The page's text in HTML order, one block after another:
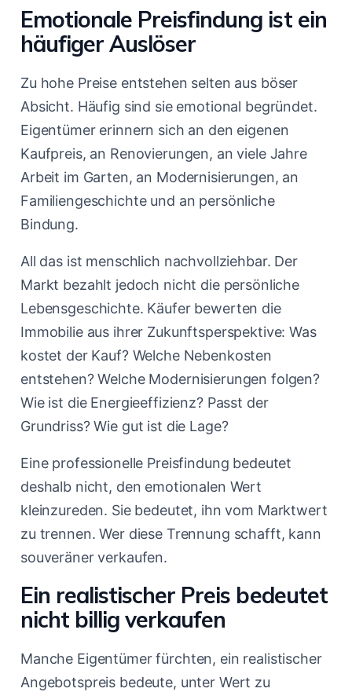
Emotionale Preisfindung ist ein
häufiger Auslöser
Zu hohe Preise entstehen selten aus böser
Absicht. Häufig sind sie emotional begründet.
Eigentümer erinnern sich an den eigenen
Kaufpreis, an Renovierungen, an viele Jahre
Arbeit im Garten, an Modernisierungen, an
Familiengeschichte und an persönliche
Bindung.
All das ist menschlich nachvollziehbar. Der
Markt bezahlt jedoch nicht die persönliche
Lebensgeschichte. Käufer bewerten die
Immobilie aus ihrer Zukunftsperspektive: Was
kostet der Kauf? Welche Nebenkosten
entstehen? Welche Modernisierungen folgen?
Wie ist die Energieeffizienz? Passt der
Grundriss? Wie gut ist die Lage?
Eine professionelle Preisfindung bedeutet
deshalb nicht, den emotionalen Wert
kleinzureden. Sie bedeutet, ihn vom Marktwert
zu trennen. Wer diese Trennung schafft, kann
souveräner verkaufen.
Ein realistischer Preis bedeutet
nicht billig verkaufen
Manche Eigentümer fürchten, ein realistischer
Angebotspreis bedeute, unter Wert zu